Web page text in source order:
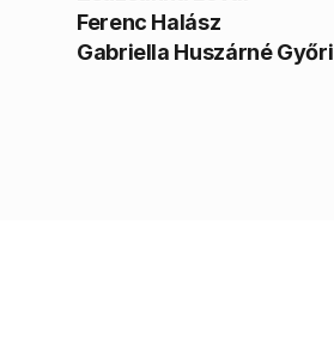
Ferenc Halász
Gabriella Huszárné Győri